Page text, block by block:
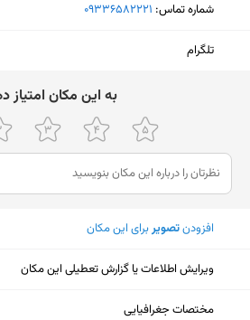
شماره تماس: ‎09336582221
تلگرام
ﺑﻪ اﯾﻦ ﻣﮑﺎن اﻣﺘﯿﺎز
افزودنتصویربرای این مکان
ویرایش اطلاعات یا گزارش تعطیلی این مکان
مختصات جغرافیایی